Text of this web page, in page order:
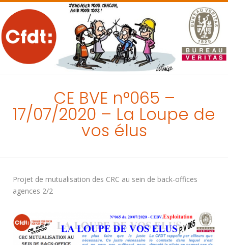
MENU
CE BVE n°065 –
17/07/2020 – La Loupe de
vos élus
Projet de mutualisation des CRC au sein de back-offices
agences 2/2